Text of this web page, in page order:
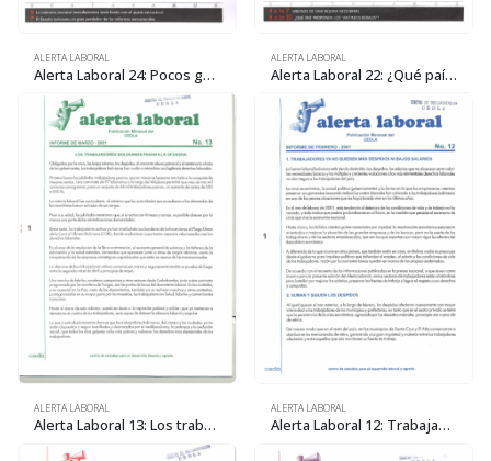
ALERTA LABORAL
Alerta Laboral 24: Pocos ganadores y muchos perdedores
ALERTA LABORAL
Alerta Laboral 22: ¿Qué país se imaginan los políticos?
ALERTA LABORAL
Alerta Laboral 13: Los trabajadores bolivianos pasan a la ofensiva
ALERTA LABORAL
Alerta Laboral 12: Trabajadores ya no quieren más despidos ni bajos salarios